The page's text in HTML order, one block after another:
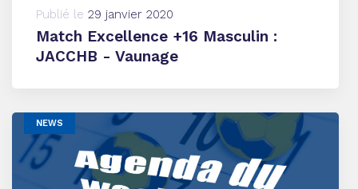
Publié le 29 janvier 2020
Match Excellence +16 Masculin :
JACCHB - Vaunage
NEWS